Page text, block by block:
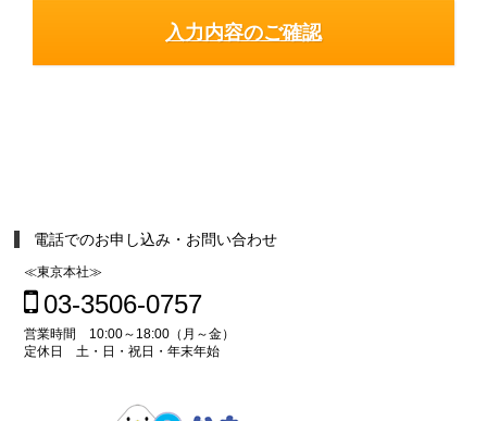
電話でのお申し込み・お問い合わせ
≪東京本社≫
03-3506-0757
営業時間 10:00～18:00（月～金）
定休日 土・日・祝日・年末年始